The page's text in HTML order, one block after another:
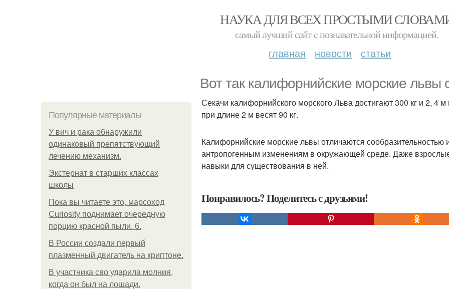
НАУКА ДЛЯ ВСЕХ ПРОСТЫМИ
самый лучший сайт c познавательной информацией.
главная новости статьи
Вот так калифорнийские морские
Популярные материалы
У вич и рака обнаружили
одинаковый препятствующий
лечению механизм.
Экстернат в старших классах
школы
Пока вы читаете это, марсоход
Curiosity поднимает очередную
порцию красной пыли. 6.
В России создали первый
плазменный двигатель на криптоне.
В участника сво ударила молния,
когда он был на лошади.
Секачи калифорнийского морского Льва достигают 300 кг и 2, 4
при длине 2 м весят 90 кг.
Калифорнийские морские львы отличаются
антропогенным изменениям в окружающей среде. Даже
навыки для существования в ней.
Понравилось? Поделитесь с друзьями!